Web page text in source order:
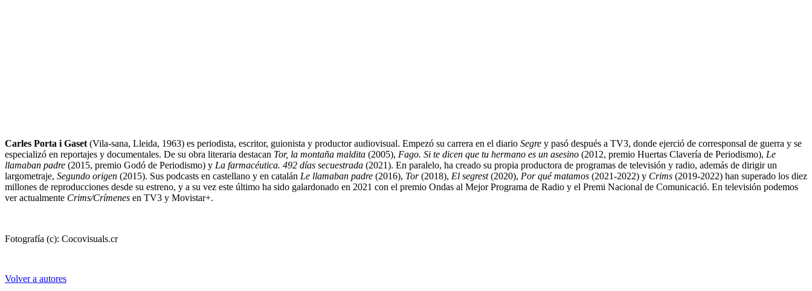
Carles Porta i Gaset (Vila-sana, Lleida, 1963) es periodista, escritor, guionista y productor audiovisual. Empezó su carrera en el diario Segre y pasó después a TV3, donde ejerció de corresponsal de guerra y se
especializó en reportajes y documentales. De su obra literaria destacan Tor, la montaña maldita (2005), Fago. Si te dicen que tu hermano es un asesino (2012, premio Huertas Clavería de Periodismo), Le
llamaban padre (2015, premio Godó de Periodismo) y La farmacéutica. 492 días secuestrada (2021). En paralelo, ha creado su propia productora de programas de televisión y radio, además de dirigir un
largometraje, Segundo origen (2015). Sus podcasts en castellano y en catalán Le llamaban padre (2016), Tor(2018), El segrest(2020), Por qué matamos (2021-2022) y Crims (2019-2022) han superado los diez
millones de reproducciones desde su estreno, y a su vez este último ha sido galardonado en 2021 con el premio Ondas al Mejor Programa de Radio y el Premi Nacional de Comunicació. En televisión podemos
ver actualmente Crims/Crímenes en TV3 y Movistar+.
Fotografía (c): Cocovisuals.cr
Volver a autores